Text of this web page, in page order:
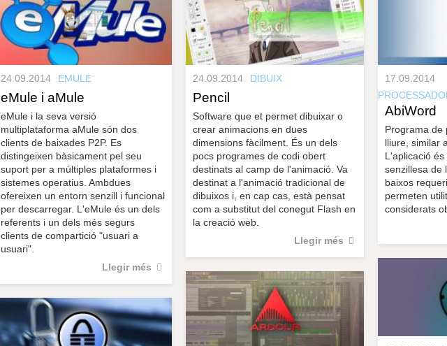
24.09.2014 EMULE
eMule i aMule
eMule i la seva versió
multiplataforma aMule són dos
clients de baixades P2P. Es
distingeixen bàsicament pel seu
suport per a múltiples plataformes i
sistemes operatius. Ambdues
ofereixen un entorn senzill i funcional
per descarregar. L'eMule és un dels
referents i un dels més segurs
clients de compartició "usuari a
usuari".
Llegir més
24.09.2014 DIBUIX
Pencil
Software que et permet dibuixar o
crear animacions en dues
dimensions fàcilment. És un dels
pocs programes de codi obert
destinats al camp de l'animació. Va
destinat a l'animació tradicional de
dibuixos i, en cap cas, està pensat
com a substitut del conegut Flash en
la creació web.
Llegir més
17.09.2014
AbiWord
Programa de
lliure, similar
L'aplicació
senzillesa de
baixos
permeten
considerats